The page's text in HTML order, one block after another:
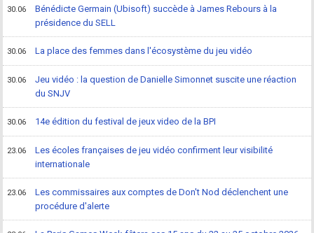
30.06
Bénédicte Germain (Ubisoft) succède à James Rebours à la
présidence du SELL
30.06 La place des femmes dans l'écosystème du jeu vidéo
30.06
Jeu vidéo : la question de Danielle Simonnet suscite une réaction
du SNJV
30.06 14e édition du festival de jeux video de la BPI
23.06
Les écoles françaises de jeu vidéo confirment leur visibilité
internationale
23.06
Les commissaires aux comptes de Don't Nod déclenchent une
procédure d'alerte